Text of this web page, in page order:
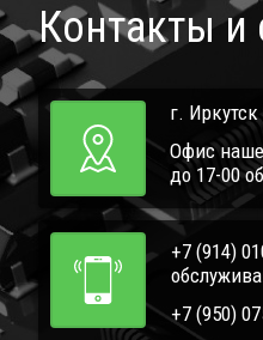
Контакты и
г.
Офис
до 17-00
+7 (914)
+7 (950)